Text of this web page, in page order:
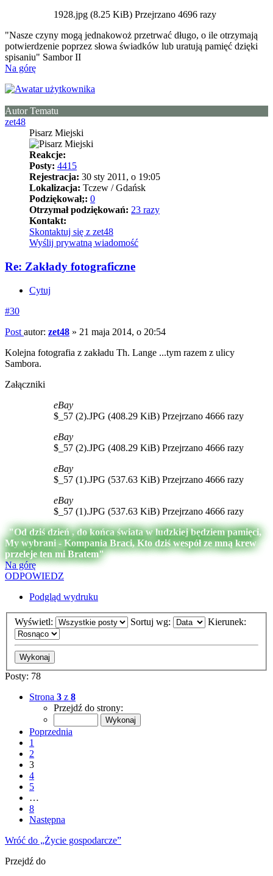
1928.jpg (8.25 KiB) Przejrzano 4696 razy
"Nasze czyny mogą jednakowoż przetrwać długo, o ile otrzymają
potwierdzenie poprzez słowa świadków lub uratują pamięć dzięki
spisaniu" Sambor II
Na górę
Autor Tematu
zet48
Pisarz Miejski
Reakcje:
Posty: 4415
Rejestracja: 30 sty 2011, o 19:05
Lokalizacja: Tczew / Gdańsk
Podziękował;: 0
Otrzymał podziękowań: 23 razy
Kontakt:
Skontaktuj się z zet48
Wyślij prywatną wiadomość
Re: Zakłady fotograficzne
Cytuj
#30
Post autor: zet48 » 21 maja 2014, o 20:54
Kolejna fotografia z zakładu Th. Lange ...tym razem z ulicy
Sambora.
Załączniki
eBay
$_57 (2).JPG (408.29 KiB) Przejrzano 4666 razy
eBay
$_57 (2).JPG (408.29 KiB) Przejrzano 4666 razy
eBay
$_57 (1).JPG (537.63 KiB) Przejrzano 4666 razy
eBay
$_57 (1).JPG (537.63 KiB) Przejrzano 4666 razy
"Od dziś dzień , do końca świata w ludzkiej będziem pamięci,
My wybrani - Kompania Braci, Kto dziś wespół ze mną krew
przeleje ten mi Bratem"
Na górę
ODPOWIEDZ
Podgląd wydruku
Wyświetl: Sortuj wg: Kierunek:
Posty: 78
Strona 3 z 8
Przejdź do strony:
Poprzednia
1
2
3
4
5
…
8
Następna
Wróć do „Życie gospodarcze”
Przejdź do